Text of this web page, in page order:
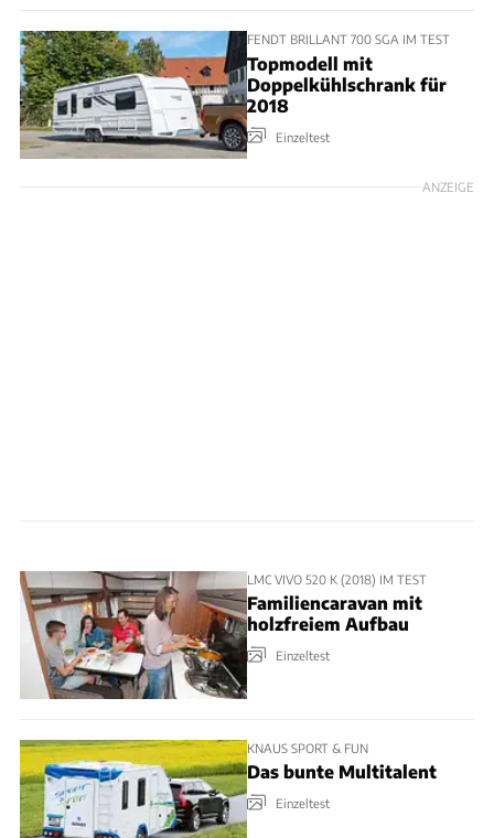
FENDT BRILLANT 700 SGA IM TEST
Topmodell mit
Doppelkühlschrank für
2018
Einzeltest
ANZEIGE
LMC VIVO 520 K (2018) IM TEST
Familiencaravan mit
holzfreiem Aufbau
Einzeltest
KNAUS SPORT & FUN
Das bunte Multitalent
Einzeltest